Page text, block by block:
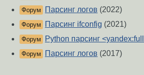
Форум Парсинг логов (2022)
Форум Парсинг ifconfig (2021)
Форум Python парсинг
Форум Парсинг логов (2017)